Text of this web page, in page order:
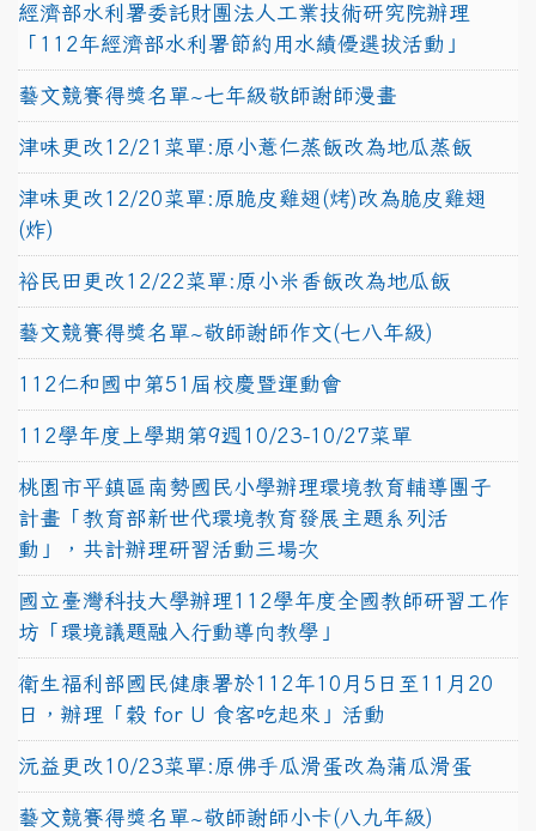
經濟部水利署委託財團法人工業技術研究院辦理
「112年經濟部水利署節約用水績優選拔活動」
藝文競賽得獎名單~七年級敬師謝師漫畫
津味更改12/21菜單:原小薏仁蒸飯改為地瓜蒸飯
津味更改12/20菜單:原脆皮雞翅(烤)改為脆皮雞翅
(炸)
裕民田更改12/22菜單:原小米香飯改為地瓜飯
藝文競賽得獎名單~敬師謝師作文(七八年級)
112仁和國中第51屆校慶暨運動會
112學年度上學期第9週10/23-10/27菜單
桃園市平鎮區南勢國民小學辦理環境教育輔導團子
計畫「教育部新世代環境教育發展主題系列活
動」，共計辦理研習活動三場次
國立臺灣科技大學辦理112學年度全國教師研習工作
坊「環境議題融入行動導向教學」
衛生福利部國民健康署於112年10月5日至11月20
日，辦理「穀 for U 食客吃起來」活動
沅益更改10/23菜單:原佛手瓜滑蛋改為蒲瓜滑蛋
藝文競賽得獎名單~敬師謝師小卡(八九年級)